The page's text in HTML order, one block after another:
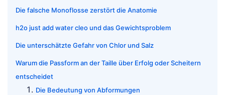
Die falsche Monoflosse zerstört die Anatomie
h2o just add water cleo und das Gewichtsproblem
Die unterschätzte Gefahr von Chlor und Salz
Warum die Passform an der Taille über Erfolg oder Scheitern
entscheidet
Die Bedeutung von Abformungen